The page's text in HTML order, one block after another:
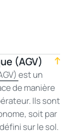
(AGV)
est un
de manière
Ils sont
soit par
sur le sol.